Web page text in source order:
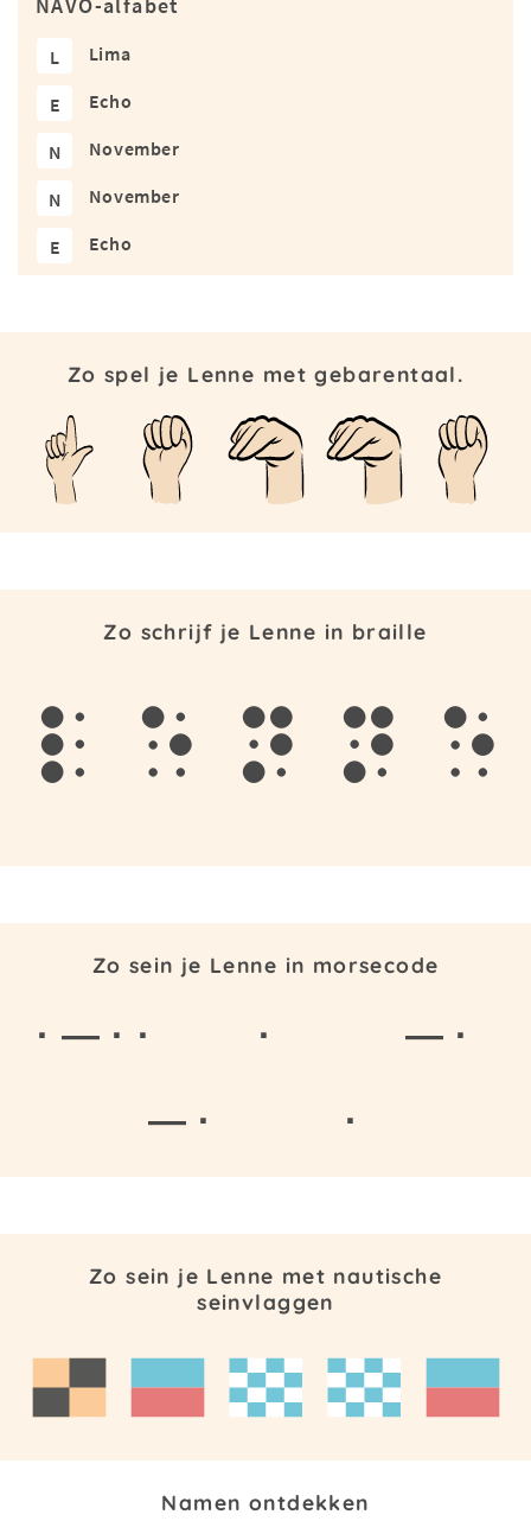
NAVO-alfabet
L Lima
E Echo
N November
N November
E Echo
Zo spel je Lenne met gebarentaal.
Zo schrijf je Lenne in braille
l e n n e
Zo sein je Lenne in morsecode
· — · · ·
— ·
— ·
·
Zo sein je Lenne met nautische
seinvlaggen
Namen ontdekken